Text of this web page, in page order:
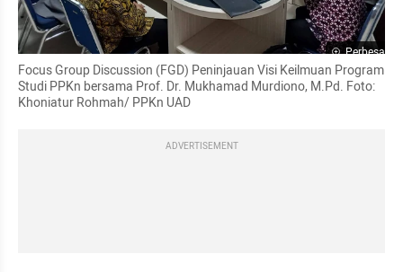
Perbesar
Focus Group Discussion (FGD) Peninjauan Visi Keilmuan Program
Studi PPKn bersama Prof. Dr. Mukhamad Murdiono, M.Pd. Foto:
Khoniatur Rohmah/ PPKn UAD
ADVERTISEMENT